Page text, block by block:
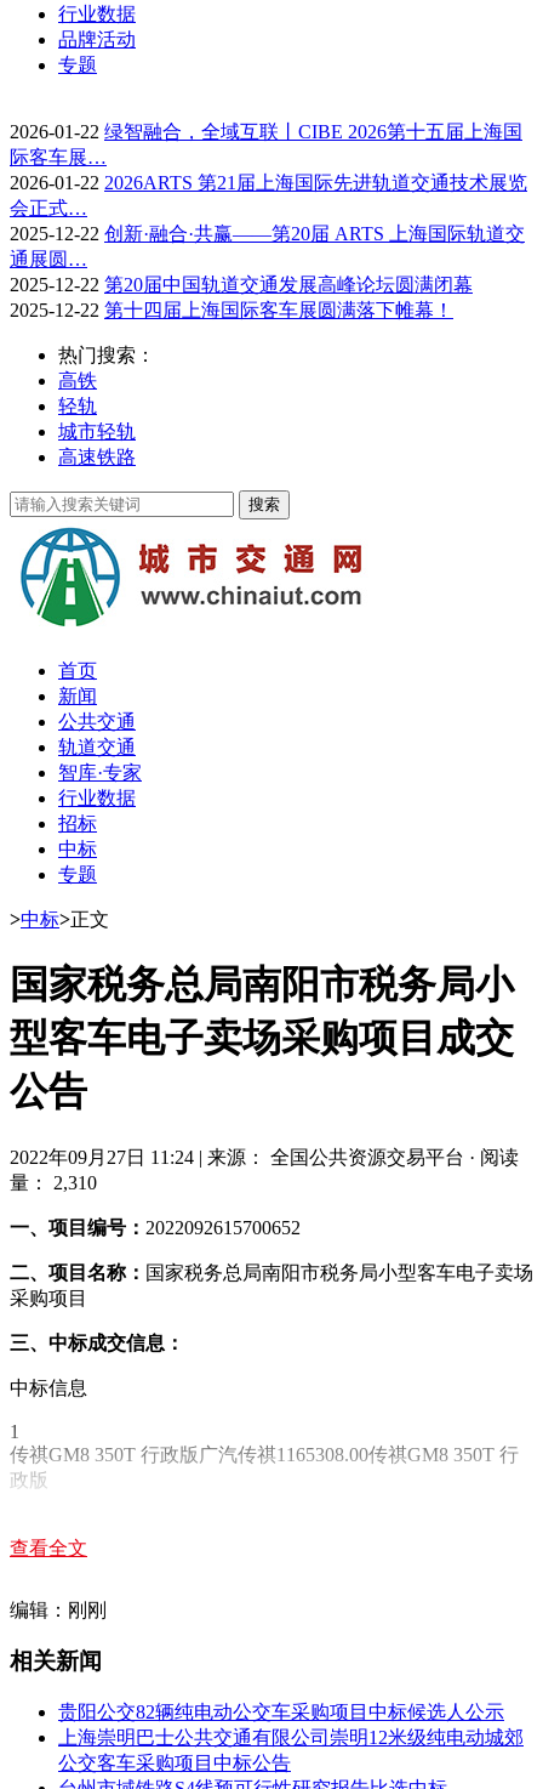
行业数据
品牌活动
专题
2026-01-22 绿智融合，全域互联丨CIBE 2026第十五届上海国
际客车展…
2026-01-22 2026ARTS 第21届上海国际先进轨道交通技术展览
会正式…
2025-12-22 创新·融合·共赢——第20届 ARTS 上海国际轨道交
通展圆…
2025-12-22 第20届中国轨道交通发展高峰论坛圆满闭幕
2025-12-22 第十四届上海国际客车展圆满落下帷幕！
热门搜索：
高铁
轻轨
城市轻轨
高速铁路
首页
新闻
公共交通
轨道交通
智库·专家
行业数据
招标
中标
专题
>中标>正文
国家税务总局南阳市税务局小
型客车电子卖场采购项目成交
公告
2022年09月27日 11:24 | 来源： 全国公共资源交易平台 · 阅读
量： 2,310
一、项目编号： 2022092615700652
二、项目名称： 国家税务总局南阳市税务局小型客车电子卖场
采购项目
三、中标成交信息：
中标信息
1
传祺GM8 350T 行政版广汽传祺1165308.00传祺GM8 350T 行
政版
1.代理服务收费标准：2.代理服务收费金额（元）：
七、公告期限
自本公告发布之日起1个工作日。
八、其他补充事宜
查看全文
编辑：刚刚
相关新闻
贵阳公交82辆纯电动公交车采购项目中标候选人公示
上海崇明巴士公共交通有限公司崇明12米级纯电动城郊
公交客车采购项目中标公告